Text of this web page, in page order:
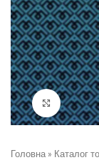
Головна » Каталог